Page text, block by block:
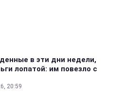
в эти дни недели,
лопатой: им повезло с
20:59